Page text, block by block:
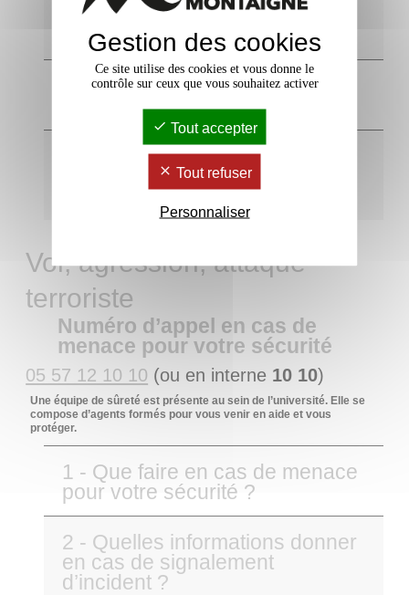
4 - Que faire en cas de secours
à la personne et d’accident ?
5 - Où trouver les défibrillateurs
en cas d’urgence vitale ?
6 - Quelles informations donner
en cas de signalement
d’accident ou de sinistre ?
Vol, agression, attaque
terroriste
Numéro d’appel en cas de
menace pour votre sécurité
05 57 12 10 10 (ou en interne 10 10)
Une équipe de sûreté est présente au sein de l’université. Elle se
compose d’agents formés pour vous venir en aide et vous
protéger.
1 - Que faire en cas de menace
pour votre sécurité ?
2 - Quelles informations donner
en cas de signalement
d’incident ?
Gestion des cookies
Ce site utilise des cookies et vous donne le
contrôle sur ceux que vous souhaitez activer
Tout accepter
Tout refuser
Personnaliser